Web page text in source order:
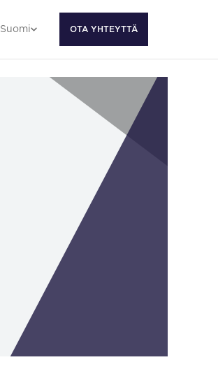
Suomi OTA YHTEYTTÄ